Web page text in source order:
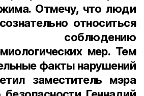
Отмечу, что люди
относиться
мер. Тем
факты нарушений
заместитель мэра